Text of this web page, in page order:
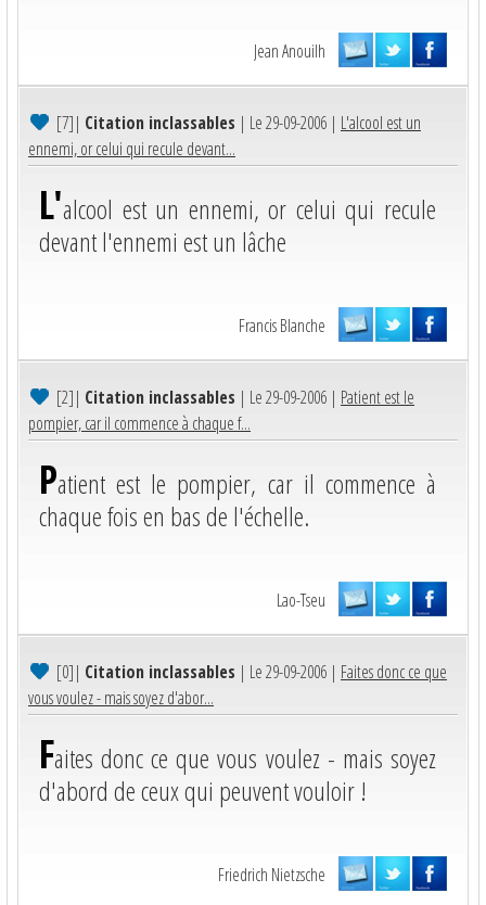
Jean Anouilh
[7]| Citation inclassables | Le 29-09-2006 | L'alcool est un
ennemi, or celui qui recule devant...
L'alcool est un ennemi, or celui qui recule
devant l'ennemi est un lâche
Francis Blanche
[2]| Citation inclassables | Le 29-09-2006 | Patient est le
pompier, car il commence à chaque f...
Patient est le pompier, car il commence à
chaque fois en bas de l'échelle.
Lao-Tseu
[0]| Citation inclassables | Le 29-09-2006 | Faites donc ce que
vous voulez - mais soyez d'abor...
Faites donc ce que vous voulez - mais soyez
d'abord de ceux qui peuvent vouloir !
Friedrich Nietzsche